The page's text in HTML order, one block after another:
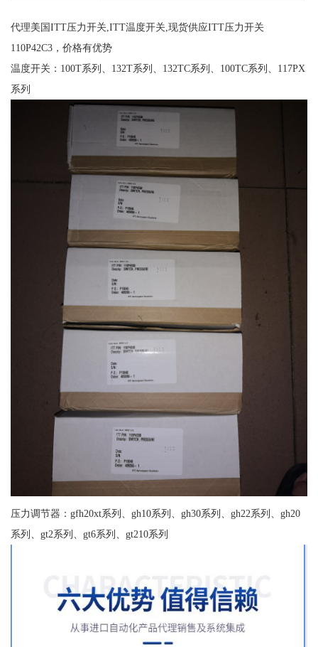
代理美国ITT压力开关,ITT温度开关,现货供应ITT压力开关
110P42C3，价格有优势
温度开关：100T系列、132T系列、132TC系列、100TC系列、117PX
系列
压力调节器：gfh20xt系列、gh10系列、gh30系列、gh22系列、gh20
系列、gt2系列、gt6系列、gt210系列